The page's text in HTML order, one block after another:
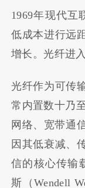
1969年现代互
低成本进行远
增长。光纤进
光纤作为可传
常内置数十乃
网络、宽带通
因其低衰减、
信的核心传输
斯（Wendell